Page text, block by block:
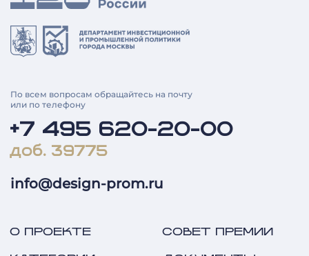
По всем вопросам обращайтесь на почту
или по телефону
+7 495 620-20-00
доб. 39775
info@design-prom.ru
О ПРОЕКТЕ СОВЕТ ПРЕМИИ